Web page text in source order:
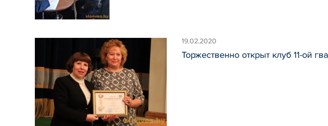
19.02.2020
Торжественно открыт клуб 11-ой